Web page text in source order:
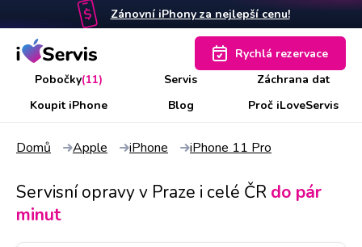
Zánovní iPhony za nejlepší cenu!
Pobočky(11) Servis
Záchrana dat
Koupit iPhone
Blog Proč iLoveServis
Rychlá rezervace
Domů Apple iPhone iPhone 11 Pro
Servisní opravy v Praze i celé ČR do pár
minut